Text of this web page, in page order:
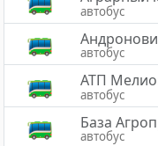
автобус
автобус
АТП
автобус
База
автобус